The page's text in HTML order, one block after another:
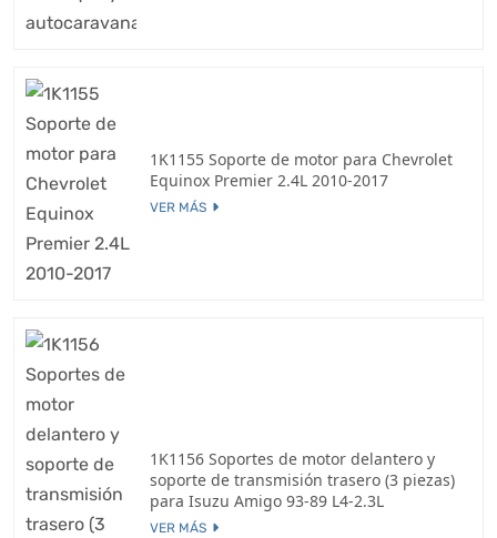
1K1155 Soporte de motor para Chevrolet
Equinox Premier 2.4L 2010-2017
VER MÁS
1K1156 Soportes de motor delantero y
soporte de transmisión trasero (3 piezas)
para Isuzu Amigo 93-89 L4-2.3L
VER MÁS